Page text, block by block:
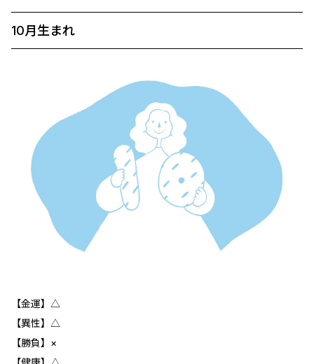
10月生まれ
【金運】△
【異性】△
【勝負】×